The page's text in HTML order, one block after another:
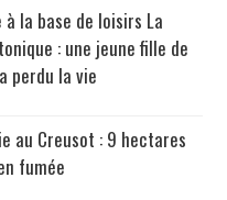
à la base de loisirs La
: une jeune fille de
perdu la vie
au Creusot : 9 hectares
fumée